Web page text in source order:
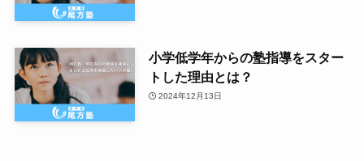
小学低学年からの塾指導をスター
トした理由とは？
2024年12月13日